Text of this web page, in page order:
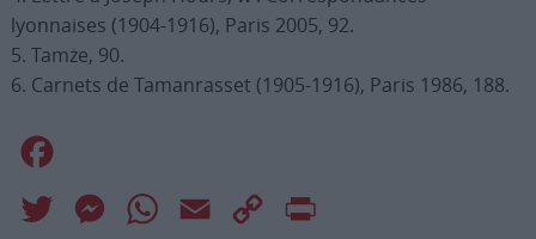
lyonnaises (1904-1916), Paris 2005, 92.
5. Tamże, 90.
6. Carnets de Tamanrasset (1905-1916), Paris 1986, 188.
Twitter MessengerWhatsApp
Email
Copy